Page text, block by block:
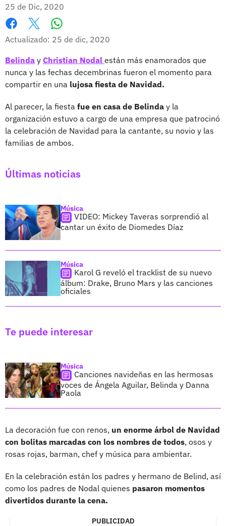
25 de Dic, 2020
Facebook
X
Actualizado: 25 de dic, 2020
Belinda y Christian Nodal están más enamorados que
nunca y las fechas decembrinas fueron el momento para
compartir en una lujosa fiesta de Navidad.
Al parecer, la fiesta fue en casa de Belinda y la
organización estuvo a cargo de una empresa que patrocinó
la celebración de Navidad para la cantante, su novio y las
familias de ambos.
Últimas noticias
Música
VIDEO: Mickey Taveras sorprendió al
cantar un éxito de Diomedes Díaz
Música
Karol G reveló el tracklist de su nuevo
álbum: Drake, Bruno Mars y las canciones
oficiales
Te puede interesar
Música
Canciones navideñas en las hermosas
voces de Ángela Aguilar, Belinda y Danna
Paola
La decoración fue con renos, un enorme árbol de Navidad
con bolitas marcadas con los nombres de todos, osos y
rosas rojas, barman, chef y música para ambientar.
En la celebración están los padres y hermano de Belind, así
como los padres de Nodal quienes pasaron momentos
divertidos durante la cena.
PUBLICIDAD